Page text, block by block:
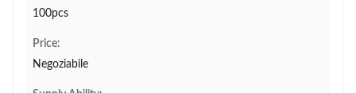
100pcs
Price:
Negoziabile